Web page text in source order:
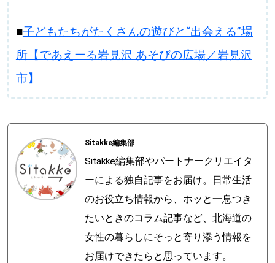
■子どもたちがたくさんの遊びと“出会える”場
所【であえーる岩見沢 あそびの広場／岩見沢
市】
Sitakke編集部
Sitakke編集部やパートナークリエイタ
ーによる独自記事をお届け。日常生活
のお役立ち情報から、ホッと一息つき
たいときのコラム記事など、北海道の
女性の暮らしにそっと寄り添う情報を
お届けできたらと思っています。